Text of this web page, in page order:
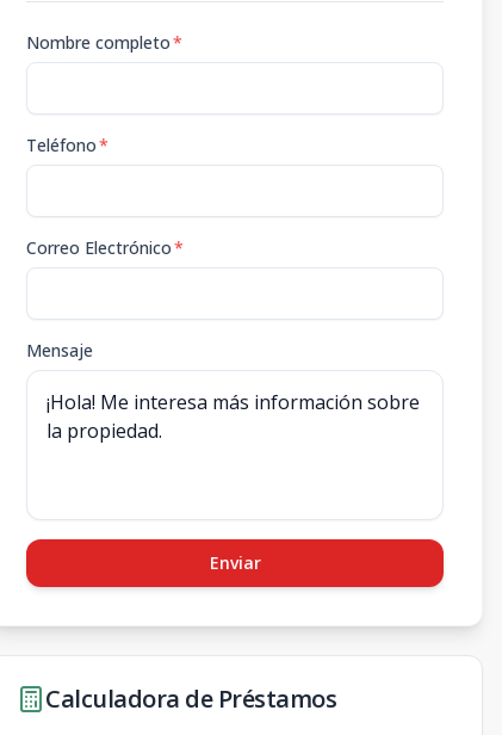
Nombre completo*
Teléfono*
Correo Electrónico*
Mensaje
Enviar
Calculadora de Préstamos